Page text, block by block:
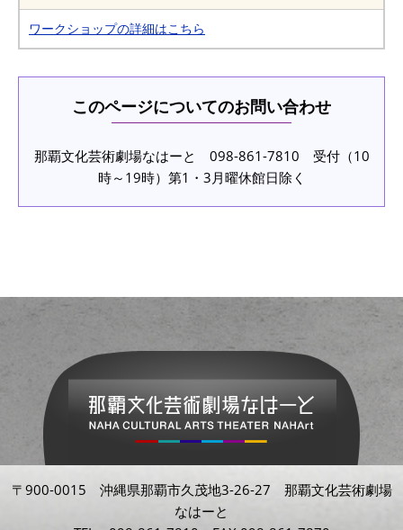
ワークショップの詳細はこちら
このページについてのお問い合わせ
那覇文化芸術劇場なはーと 098-861-7810 受付（10
時～19時）第1・3月曜休館日除く
〒900-0015 沖縄県那覇市久茂地3-26-27 那覇文化芸術劇場
なはーと